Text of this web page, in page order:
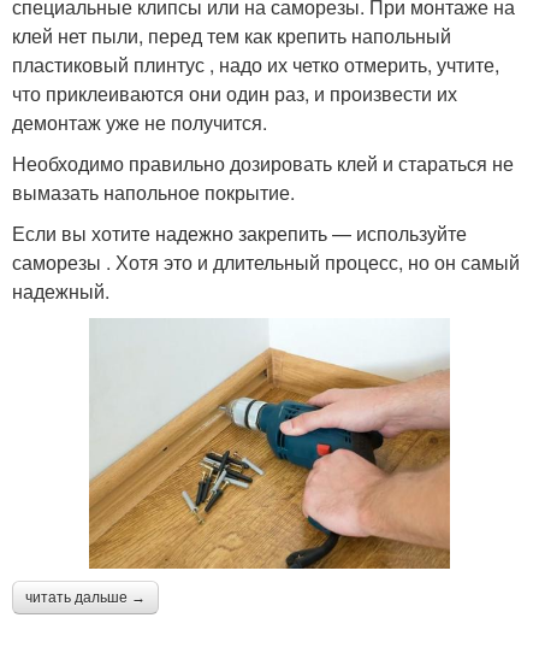
специальные клипсы или на саморезы. При монтаже на
клей нет пыли, перед тем как крепить напольный
пластиковый плинтус , надо их четко отмерить, учтите,
что приклеиваются они один раз, и произвести их
демонтаж уже не получится.
Необходимо правильно дозировать клей и стараться не
вымазать напольное покрытие.
Если вы хотите надежно закрепить — используйте
саморезы . Хотя это и длительный процесс, но он самый
надежный.
читать дальше →